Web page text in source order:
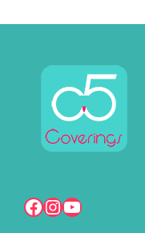
Facebook
Instagram
YouTube